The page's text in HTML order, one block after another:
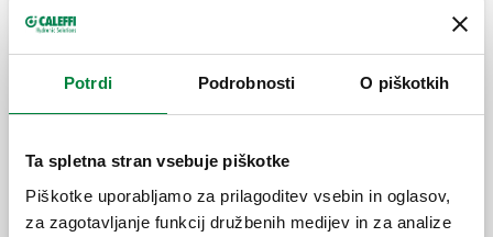
Potrdi Podrobnosti O piškotkih
Ta spletna stran vsebuje piškotke
Piškotke uporabljamo za prilagoditev vsebin in oglasov,
za zagotavljanje funkcij družbenih medijev in za analize
Par spojk s tesnilom.
hlajenja. Izhod: 2+1.
Razdelilnik za sisteme ogrevanja in
hlajenja. 3 izhodi.